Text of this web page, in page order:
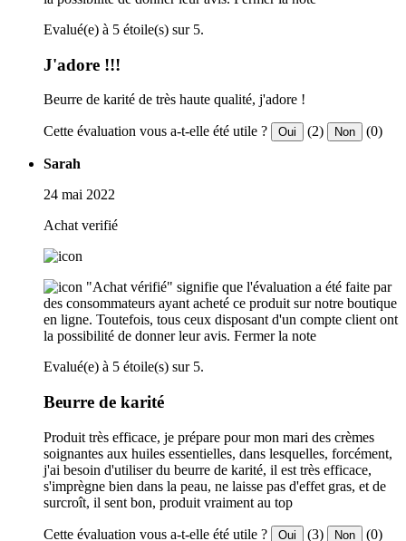
Evalué(e) à 5 étoile(s) sur 5.
J'adore !!!
Beurre de karité de très haute qualité, j'adore !
Cette évaluation vous a-t-elle été utile ? Oui (2) Non (0)
Sarah
24 mai 2022
Achat verifié
"Achat vérifié" signifie que l'évaluation a été faite par
des consommateurs ayant acheté ce produit sur notre boutique
en ligne. Toutefois, tous ceux disposant d'un compte client ont
la possibilité de donner leur avis. Fermer la note
Evalué(e) à 5 étoile(s) sur 5.
Beurre de karité
Produit très efficace, je prépare pour mon mari des crèmes
soignantes aux huiles essentielles, dans lesquelles, forcément,
j'ai besoin d'utiliser du beurre de karité, il est très efficace,
s'imprègne bien dans la peau, ne laisse pas d'effet gras, et de
surcroît, il sent bon, produit vraiment au top
Cette évaluation vous a-t-elle été utile ? Oui (3) Non (0)